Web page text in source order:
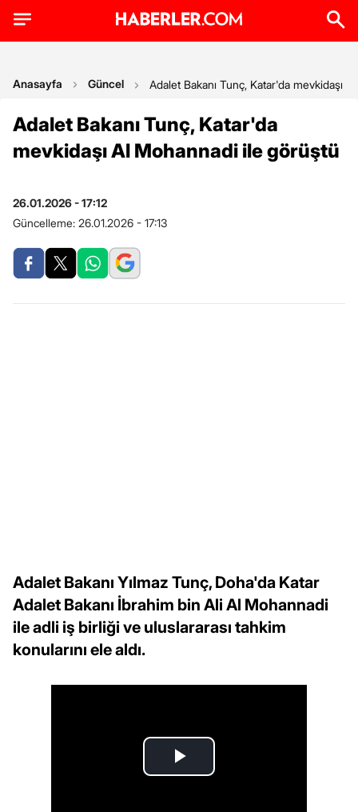
Anasayfa Güncel Adalet Bakanı Tunç, Katar'da mevkidaşı
Adalet Bakanı Tunç, Katar'da
mevkidaşı Al Mohannadi ile görüştü
26.01.2026 - 17:12
Güncelleme: 26.01.2026 - 17:13
Adalet Bakanı Yılmaz Tunç, Doha'da Katar
Adalet Bakanı İbrahim bin Ali Al Mohannadi
ile adli iş birliği ve uluslararası tahkim
konularını ele aldı.